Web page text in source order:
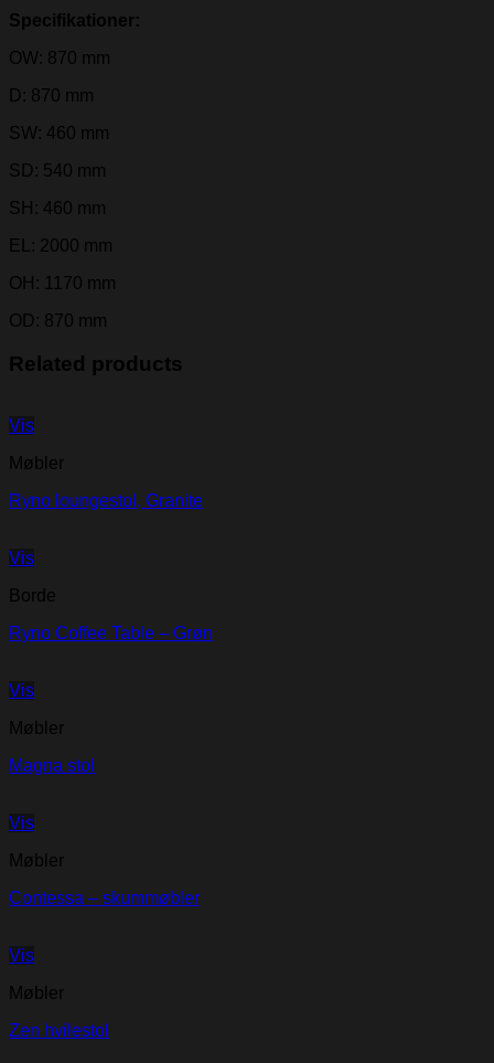
Specifikationer:
OW: 870 mm
D: 870 mm
SW: 460 mm
SD: 540 mm
SH: 460 mm
EL: 2000 mm
OH: 1170 mm
OD: 870 mm
Related products
Vis
Møbler
Ryno loungestol, Granite
Vis
Borde
Ryno Coffee Table – Grøn
Vis
Møbler
Magna stol
Vis
Møbler
Contessa – skummøbler
Vis
Møbler
Zen hvilestol